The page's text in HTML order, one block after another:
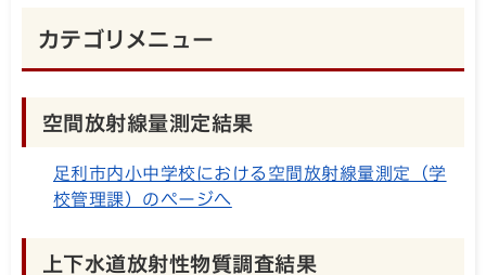
カテゴリメニュー
空間放射線量測定結果
足利市内小中学校における空間放射線量測定（学
校管理課）のページへ
上下水道放射性物質調査結果